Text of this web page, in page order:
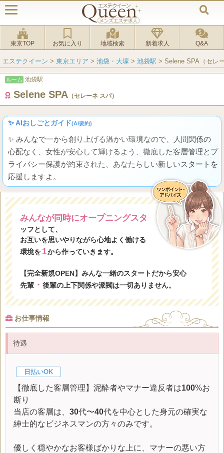
東京TOP お気に入り 地域検索 新着求人 Q&A
エステクイーン > 東京エリア > 池袋・大塚 > 池袋駅 > Selene SPA（セレ
ルーム 池袋駅
Selene SPA （セレーネ スパ）
✨ AIおしごとガイド(AI要約)
✨ みんなで一から創り上げる温かい環境なので、人間関係の
心配なく、女性が安心して輝けるよう、徹底した客層管理とプ
ライバシー保護が約束された、あなたらしい新しいスタートを
応援しますよ。
みんなが同時にオープニングスタ
ッフとして、
お互いを思いやりながら心地よく働ける
環境を 1から作っていきます。
【完全新規OPEN】みんな一緒のスタートだから安心
先輩・ 後輩の上下関係や派閥は一切ありません。
お仕事情報
待遇
日払いOK
【徹底した客層管理】泥酔者やマナー違反者は100%お
断り
当店の客層は、 30代〜40代を中心とした身元の確実な
紳士的なビジネスマンの方々のみです。
優しく穏やかなお客様ばかりな上に、マナーの悪い方